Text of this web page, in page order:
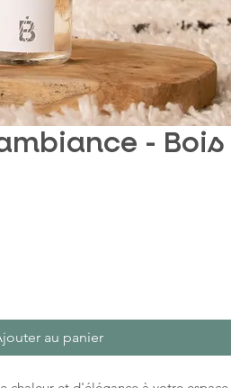
- Bois
au panier